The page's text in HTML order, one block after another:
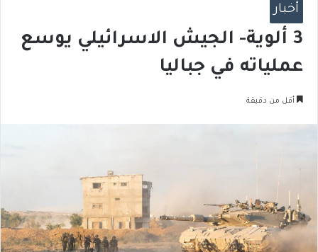
أخبار
3 ألوية- الجيش الاسرائيلي يوسع
عملياته في جباليا
أقل من دقيقة